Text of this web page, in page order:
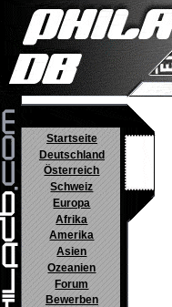
Startseite
Deutschland
Österreich
Schweiz
Europa
Afrika
Amerika
Asien
Ozeanien
Forum
Bewerben